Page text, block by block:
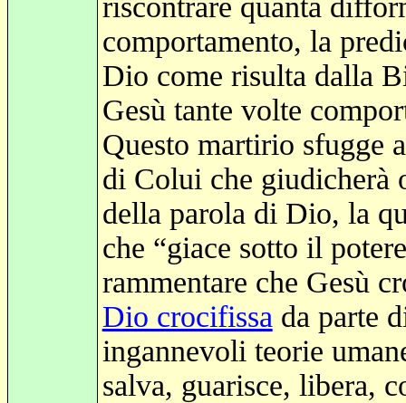
riscontrare quanta
comportamento, la
Dio come risulta dalla
Gesù tante volte
Questo martirio sfugge
di Colui che giudicherà
della parola di Dio, la
che “giace sotto il
rammentare che Gesù
Dio crocifissa da parte
ingannevoli teorie
salva, guarisce, libera,